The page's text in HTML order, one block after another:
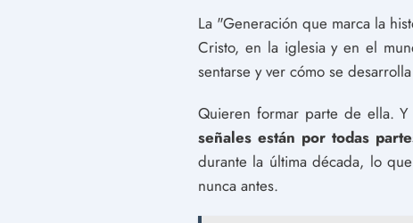
La "Generación que marca la
Cristo, en la iglesia y en el
sentarse y ver cómo se
Quieren formar parte de ella.
señales están por todas
durante la última década, lo
nunca antes.